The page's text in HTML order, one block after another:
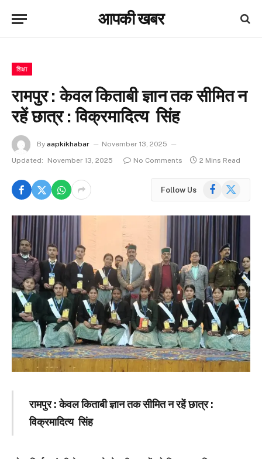
आपकी खबर
शिक्षा
रामपुर : केवल किताबी ज्ञान तक सीमित न
रहें छात्र : विक्रमादित्य सिंह
By aapkikhabar
November 13, 2025
Updated:
November 13, 2025 No Comments 2 Mins Read
Follow Us Facebook
X
रामपुर : केवल किताबी ज्ञान तक सीमित न रहें छात्र :
विक्रमादित्य सिंह